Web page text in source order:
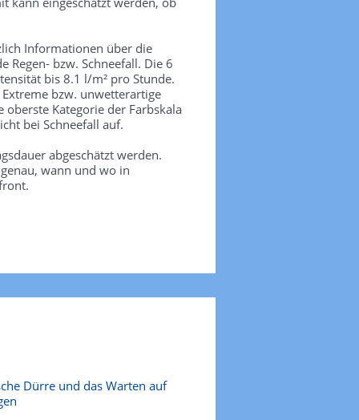
Informationen über die
Regen- bzw. Schneefall. Die 6
bis 8.1 l/m² pro Stunde.
bzw. unwetterartige
Kategorie der Farbskala
bei Schneefall auf.
abgeschätzt werden.
wann und wo in
Dürre und das Warten auf